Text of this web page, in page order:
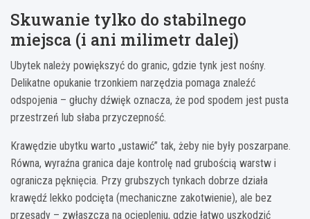
Skuwanie tylko do stabilnego
miejsca (i ani milimetr dalej)
Ubytek należy powiększyć do granic, gdzie tynk jest nośny.
Delikatne opukanie trzonkiem narzędzia pomaga znaleźć
odspojenia – głuchy dźwięk oznacza, że pod spodem jest pusta
przestrzeń lub słaba przyczepność.
Krawędzie ubytku warto „ustawić” tak, żeby nie były poszarpane.
Równa, wyraźna granica daje kontrolę nad grubością warstw i
ogranicza pęknięcia. Przy grubszych tynkach dobrze działa
krawędź lekko podcięta (mechaniczne zakotwienie), ale bez
przesady – zwłaszcza na ociepleniu, gdzie łatwo uszkodzić